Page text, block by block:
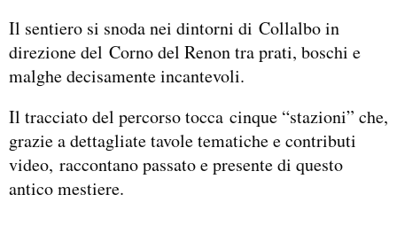
Il sentiero si snoda nei dintorni di Collalbo in
direzione del Corno del Renon tra prati, boschi e
malghe decisamente incantevoli.
Il tracciato del percorso tocca cinque “stazioni” che,
grazie a dettagliate tavole tematiche e contributi
video, raccontano passato e presente di questo
antico mestiere.